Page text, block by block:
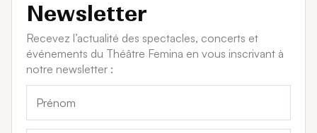
Newsletter
Recevez l’actualité des spectacles, concerts et
événements du Théâtre Femina en vous inscrivant à
notre newsletter :